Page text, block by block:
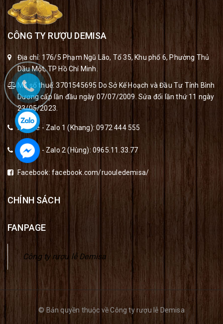
CÔNG TY RƯỢU DEMISA
Địa chỉ: 176/5 Phạm Ngũ Lão, Tổ 35, Khu phố 6, Phường Thủ
Dầu Một, TP Hồ Chí Minh.
Mã số thuế: 3701545695 Do Sở Kế Hoạch và Đầu Tư Tỉnh Bình
Dương cấp lần đầu ngày 07/07/2009. Sửa đổi lần thứ 11 ngày
23/05/2023.
Hotline - Zalo 1 (Khang):0972 444 555
Hotline - Zalo 2 (Hùng): 0965.11.33.77
Facebook: facebook.com/ruouledemisa/
CHÍNH SÁCH
FANPAGE
Công ty rượu lễ Demisa
© Bản quyền thuộc về Công ty rượu lễ Demisa